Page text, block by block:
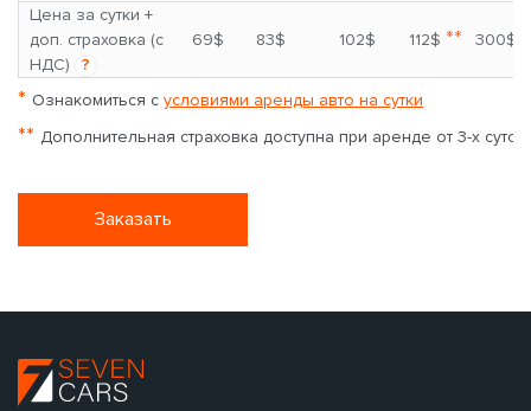
Цена за сутки +
доп. страховка (с
НДС)
?
69$ 83$ 102$ 112$ ** 300$
* Ознакомиться с условиями аренды авто на сутки
** Дополнительная страховка доступна при аренде от 3-х суток
Заказать